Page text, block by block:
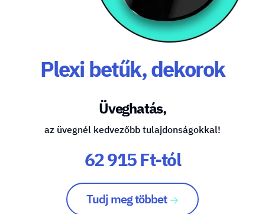
Plexi betűk, dekorok
Üveghatás,
az üvegnél kedvezőbb tulajdonságokkal!
62 915 Ft-tól
Tudj meg többet